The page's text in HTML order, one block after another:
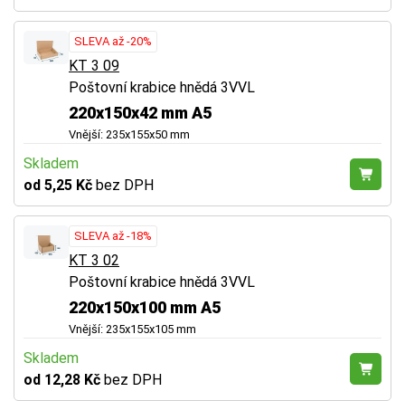
SLEVA až -20%
KT 3 09
Poštovní krabice hnědá 3VVL
220x150x42 mm A5
Vnější: 235x155x50 mm
Skladem
od 5,25 Kč bez DPH
SLEVA až -18%
KT 3 02
Poštovní krabice hnědá 3VVL
220x150x100 mm A5
Vnější: 235x155x105 mm
Skladem
od 12,28 Kč bez DPH